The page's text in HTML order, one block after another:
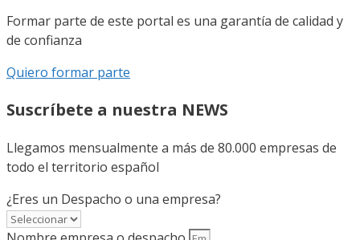
Formar parte de este portal es una garantía de calidad y
de confianza
Quiero formar parte
Suscríbete a nuestra NEWS
Llegamos mensualmente a más de 80.000 empresas de
todo el territorio español
¿Eres un Despacho o una empresa?